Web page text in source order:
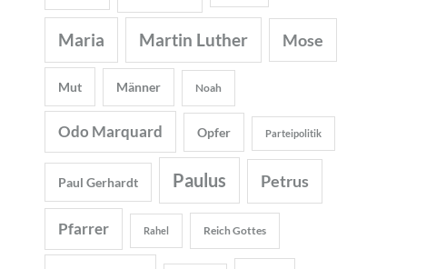
Maria Martin Luther Mose
Mut Männer Noah
Odo Marquard Opfer Parteipolitik
Paul Gerhardt Paulus Petrus
Pfarrer Rahel Reich Gottes